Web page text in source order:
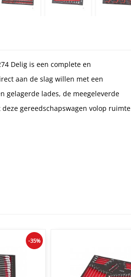
Delig is een complete en
aan de slag willen met een
gelagerde lades, de meegeleverde
gereedschapswagen volop ruimte
-35%